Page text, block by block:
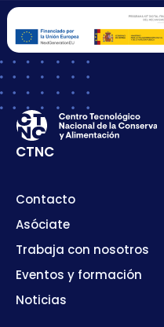
CTNC
Contacto
Asóciate
Trabaja con nosotros
Eventos y formación
Noticias